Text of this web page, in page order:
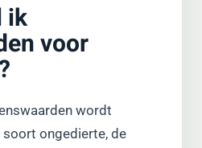
ik
voor
wordt
ongedierte, de